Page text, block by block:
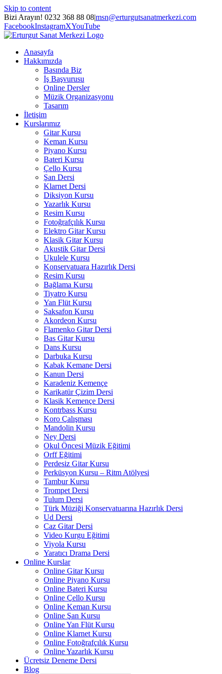
Skip to content
Bizi Arayın! 0232 368 88 08|msn@erturgutsanatmerkezi.com
FacebookInstagramXYouTube
Anasayfa
Hakkımızda
Basında Biz
İş Başvurusu
Online Dersler
Müzik Organizasyonu
Tasarım
İletişim
Kurslarımız
Gitar Kursu
Keman Kursu
Piyano Kursu
Bateri Kursu
Çello Kursu
Şan Dersi
Klarnet Dersi
Diksiyon Kursu
Yazarlık Kursu
Resim Kursu
Fotoğrafçılık Kursu
Elektro Gitar Kursu
Klasik Gitar Kursu
Akustik Gitar Dersi
Ukulele Kursu
Konservatuara Hazırlık Dersi
Resim Kursu
Bağlama Kursu
Tiyatro Kursu
Yan Flüt Kursu
Saksafon Kursu
Akordeon Kursu
Flamenko Gitar Dersi
Bas Gitar Kursu
Dans Kursu
Darbuka Kursu
Kabak Kemane Dersi
Kanun Dersi
Karadeniz Kemençe
Karikatür Çizim Dersi
Klasik Kemençe Dersi
Kontrbass Kursu
Koro Çalışması
Mandolin Kursu
Ney Dersi
Okul Öncesi Müzik Eğitimi
Orff Eğitimi
Perdesiz Gitar Kursu
Perküsyon Kursu – Ritm Atölyesi
Tambur Kursu
Trompet Dersi
Tulum Dersi
Türk Müziği Konservatuarına Hazırlık Dersi
Ud Dersi
Caz Gitar Dersi
Video Kurgu Eğitimi
Viyola Kursu
Yaratıcı Drama Dersi
Online Kurslar
Online Gitar Kursu
Online Piyano Kursu
Online Bateri Kursu
Online Çello Kursu
Online Keman Kursu
Online Şan Kursu
Online Yan Flüt Kursu
Online Klarnet Kursu
Online Fotoğrafçılık Kursu
Online Yazarlık Kursu
Ücretsiz Deneme Dersi
Blog